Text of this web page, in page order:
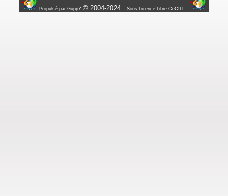
Propulsé par GuppY© 2004-2024 Sous Licence Libre CeCILL